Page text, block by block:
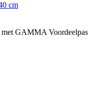
cm
GAMMA Voordeelpas